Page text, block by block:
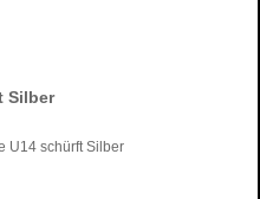
Silber